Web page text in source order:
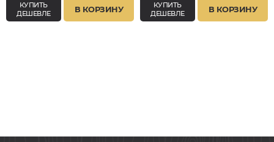
КУПИТЬ
ДЕШЕВЛЕ
В КОРЗИНУ
КУПИТЬ
ДЕШЕВЛЕ
В КОРЗИНУ